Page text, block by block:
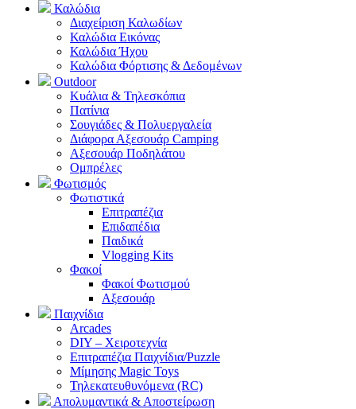
Καλώδια
Διαχείριση Καλωδίων
Καλώδια Εικόνας
Καλώδια Ήχου
Καλώδια Φόρτισης & Δεδομένων
Outdoor
Κυάλια & Τηλεσκόπια
Πατίνια
Σουγιάδες & Πολυεργαλεία
Διάφορα Αξεσουάρ Camping
Αξεσουάρ Ποδηλάτου
Ομπρέλες
Φωτισμός
Φωτιστικά
Επιτραπέζια
Επιδαπέδια
Παιδικά
Vlogging Kits
Φακοί
Φακοί Φωτισμού
Αξεσουάρ
Παιχνίδια
Arcades
DIY – Χειροτεχνία
Επιτραπέζια Παιχνίδια/Puzzle
Μίμησης Magic Toys
Τηλεκατευθυνόμενα (RC)
Απολυμαντικά & Αποστείρωση